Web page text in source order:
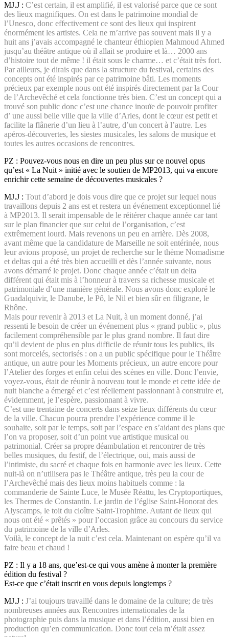
MJ.J : C’est certain, il est amplifié, il est valorisé parce que ce sont
des lieux magnifiques. On est dans le patrimoine mondial de
l’Unesco, donc effectivement ce sont des lieux qui inspirent
énormément les artistes. Cela ne m’arrive pas souvent mais il y a
huit ans j’avais accompagné le chanteur éthiopien Mahmoud Ahmed
jusqu’au théâtre antique où il allait se produire et là… 2000 ans
d’histoire tout de même ! il était sous le charme… et c’était très fort.
Par ailleurs, je dirais que dans la structure du festival, certains des
concepts ont été inspirés par ce patrimoine bâti. Les moments
précieux par exemple nous ont été inspirés directement par la Cour
de l’Archevêché et cela fonctionne très bien. C’est un concept qui a
trouvé son public donc c’est une chance inouïe de pouvoir profiter
d’ une aussi belle ville que la ville d’Arles, dont le cœur est petit et
facilite la flânerie d’un lieu à l’autre, d’un concert à l’autre. Les
apéros-découvertes, les siestes musicales, les salons de musique et
toutes les autres occasions de rencontres.
PZ : Pouvez-vous nous en dire un peu plus sur ce nouvel opus
qu’est « La Nuit » initié avec le soutien de MP2013, qui va encore
enrichir cette semaine de découvertes musicales ?
MJ.J : Tout d’abord je dois vous dire que ce projet sur lequel nous
travaillons depuis 2 ans est et restera un événement exceptionnel lié
à MP2013. Il serait impensable de le réitérer chaque année car tant
sur le plan financier que sur celui de l’organisation, c’est
extrêmement lourd. Mais revenons un peu en arrière. Dès 2008,
avant même que la candidature de Marseille ne soit entérinée, nous
leur avions proposé, un projet de recherche sur le thème Nomadisme
et deltas qui a été très bien accueilli et dès l’année suivante, nous
avons démarré le projet. Donc chaque année c’était un delta
différent qui était mis à l’honneur à travers sa richesse musicale et
patrimoniale d’une manière générale. Nous avons donc exploré le
Guadalquivir, le Danube, le Pô, le Nil et bien sûr en filigrane, le
Rhône.
Mais pour revenir à 2013 et La Nuit, à un moment donné, j’ai
ressenti le besoin de créer un événement plus « grand public », plus
facilement compréhensible par le plus grand nombre. Il faut dire
qu’il devient de plus en plus difficile de réunir tous les publics, ils
sont morcelés, sectorisés : on a un public spécifique pour le Théâtre
antique, un autre pour les Moments précieux, un autre encore pour
l’Atelier des forges et enfin celui des scènes en ville. Donc l’envie,
voyez-vous, était de réunir à nouveau tout le monde et cette idée de
nuit blanche a émergé et c’est réellement passionnant à construire et,
évidemment, je l’espère, passionnant à vivre.
C’est une trentaine de concerts dans seize lieux différents du cœur
de la ville. Chacun pourra prendre l’expérience comme il le
souhaite, soit par le temps, soit par l’espace en s’aidant des plans que
l’on va proposer, soit d’un point vue artistique musical ou
patrimonial. Créer sa propre déambulation et rencontrer de très
belles musiques, du festif, de l’électrique, oui, mais aussi de
l’intimiste, du sacré et chaque fois en harmonie avec les lieux. Cette
nuit-là on n’utilisera pas le Théâtre antique, très peu la cour de
l’Archevêché mais des lieux moins habituels comme : la
commanderie de Sainte Luce, le Musée Réattu, les Cryptoportiques,
les Thermes de Constantin. Le jardin de l’église Saint-Honorat des
Alyscamps, le toit du cloître Saint-Trophime. Autant de lieux qui
nous ont été « prêtés » pour l’occasion grâce au concours du service
du patrimoine de la ville d’Arles.
Voilà, le concept de la nuit c’est cela. Maintenant on espère qu’il va
faire beau et chaud !
PZ : Il y a 18 ans, que’est-ce qui vous amène à monter la première
édition du festival ?
Est-ce que c’était inscrit en vous depuis longtemps ?
MJ.J : J’ai toujours travaillé dans le domaine de la culture; de très
nombreuses années aux Rencontres internationales de la
photographie puis dans la musique et dans l’édition, aussi bien en
production qu’en communication. Donc tout cela m’était assez